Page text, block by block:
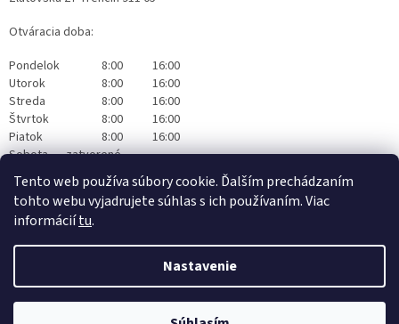
Tento web používa súbory cookie. Ďalším prechádzaním
tohto webu vyjadrujete súhlas s ich používaním. Viac
informáciítu.
Nastavenie
Otváracia doba:
Pondelok
8:00
16:00
Utorok
8:00
16:00
Streda
8:00
16:00
Štvrtok
8:00
16:00
Piatok
8:00
16:00
Sobota
zatvorené
Nedeľa
zatvorené
Vytvoril Shoptet|Realizoval Appgrade